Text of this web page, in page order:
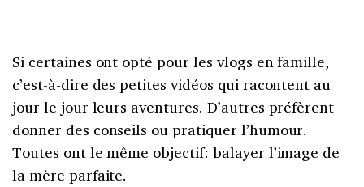
Si certaines ont opté pour les vlogs en famille,
c’est-à-dire des petites vidéos qui racontent au
jour le jour leurs aventures. D’autres préfèrent
donner des conseils ou pratiquer l’humour.
Toutes ont le même objectif: balayer l’image de
la mère parfaite.